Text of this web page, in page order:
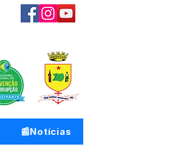
📰Notícias